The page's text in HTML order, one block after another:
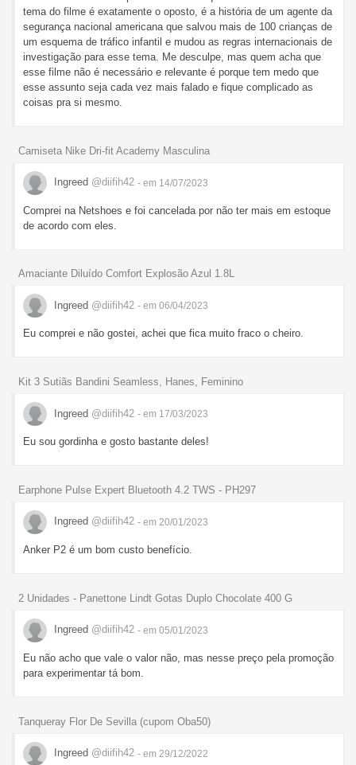
tema do filme é exatamente o oposto, é a história de um agente da
segurança nacional americana que salvou mais de 100 crianças de
um esquema de tráfico infantil e mudou as regras internacionais de
investigação para esse tema. Me desculpe, mas quem acha que
esse filme não é necessário e relevante é porque tem medo que
esse assunto seja cada vez mais falado e fique complicado as
coisas pra si mesmo.
Camiseta Nike Dri-fit Academy Masculina
Ingreed @diifih42 - em 14/07/2023
Comprei na Netshoes e foi cancelada por não ter mais em estoque
de acordo com eles.
Amaciante Diluído Comfort Explosão Azul 1.8L
Ingreed @diifih42 - em 06/04/2023
Eu comprei e não gostei, achei que fica muito fraco o cheiro.
Kit 3 Sutiãs Bandini Seamless, Hanes, Feminino
Ingreed @diifih42 - em 17/03/2023
Eu sou gordinha e gosto bastante deles!
Earphone Pulse Expert Bluetooth 4.2 TWS - PH297
Ingreed @diifih42 - em 20/01/2023
Anker P2 é um bom custo benefício.
2 Unidades - Panettone Lindt Gotas Duplo Chocolate 400 G
Ingreed @diifih42 - em 05/01/2023
Eu não acho que vale o valor não, mas nesse preço pela promoção
para experimentar tá bom.
Tanqueray Flor De Sevilla (cupom Oba50)
Ingreed @diifih42 - em 29/12/2022